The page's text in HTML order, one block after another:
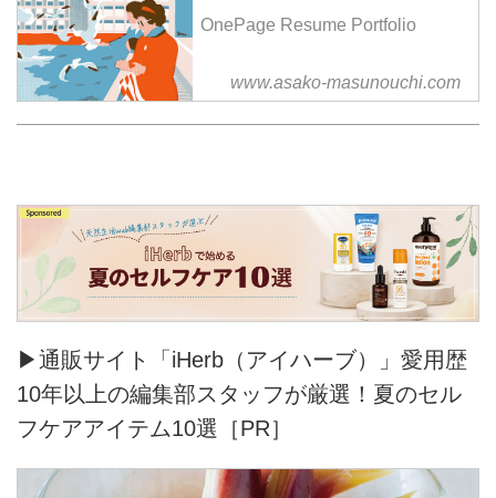
OnePage Resume Portfolio
www.asako-masunouchi.com
▶通販サイト「iHerb（アイハーブ）」愛用歴
10年以上の編集部スタッフが厳選！夏のセル
フケアアイテム10選［PR］